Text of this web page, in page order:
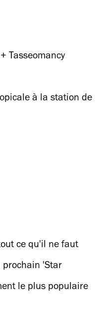
Tasseomancy
à la station de
ce qu'il ne faut
prochain 'Star
le plus populaire